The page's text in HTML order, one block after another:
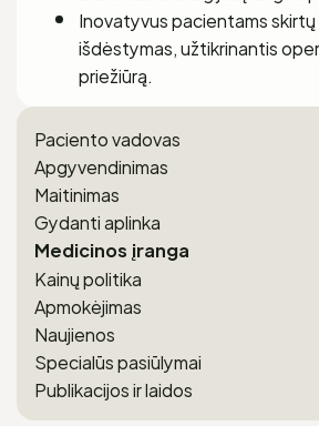
Paciento vadovas
Apgyvendinimas
Maitinimas
Gydanti aplinka​
Medicinos įranga
Kainų politika​
Apmokėjimas
Naujienos
Specialūs pasiūlymai
Publikacijos ir laidos
Inovatyvus pacientams
išdėstymas, užtikrinantis
priežiūrą.